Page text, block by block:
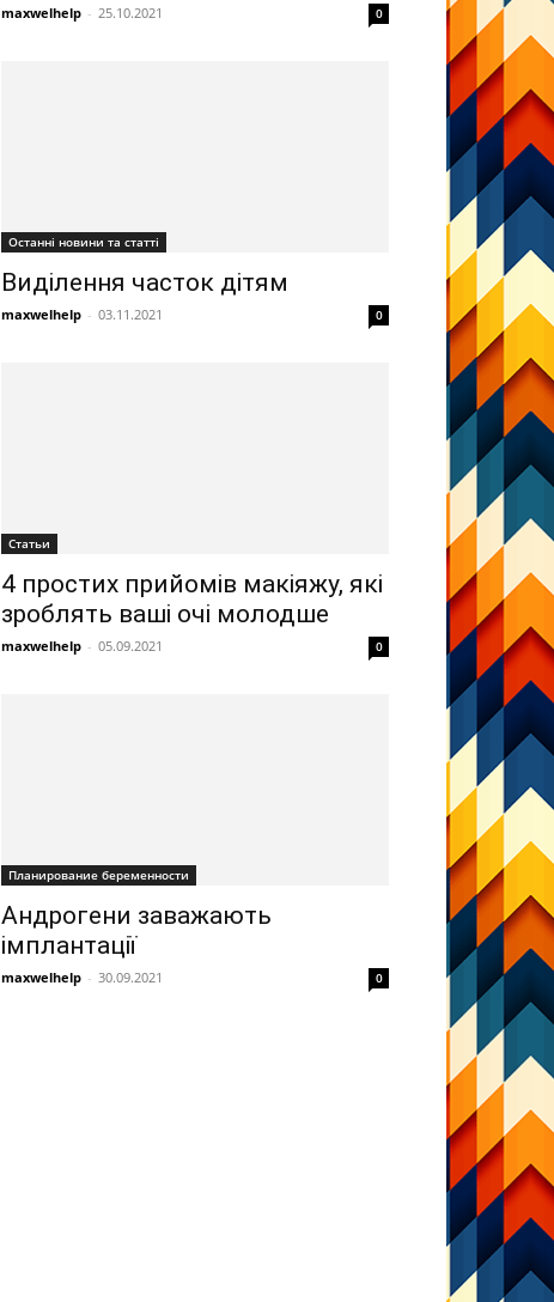
maxwelhelp - 25.10.2021 0
Останні новини та статті
Виділення часток дітям
maxwelhelp - 03.11.2021 0
Статьи
4 простих прийомів макіяжу, які
зроблять ваші очі молодше
maxwelhelp - 05.09.2021 0
Планирование беременности
Андрогени заважають
імплантації
maxwelhelp - 30.09.2021 0